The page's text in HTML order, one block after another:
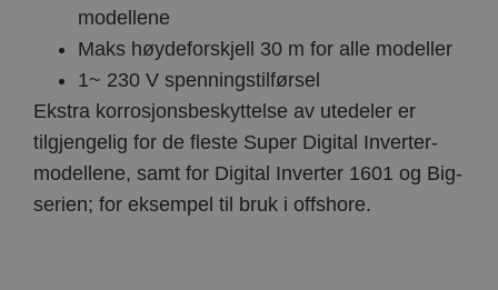
modellene
Maks høydeforskjell 30 m for alle modeller
1~ 230 V spenningstilførsel
Ekstra korrosjonsbeskyttelse av utedeler er
tilgjengelig for de fleste Super Digital Inverter-
modellene, samt for Digital Inverter 1601 og Big-
serien; for eksempel til bruk i offshore.